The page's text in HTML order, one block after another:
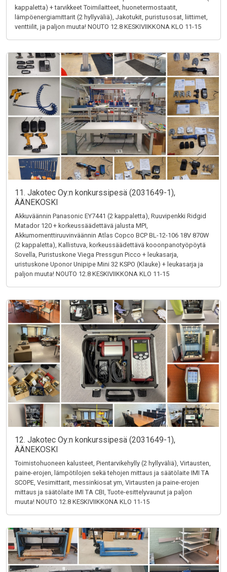
kappaletta) + tarvikkeet Toimilaitteet, huonetermostaatit,
lämpöenergiamittarit (2 hyllyväliä), Jakotukit, puristusosat, liittimet,
venttiilit, ja paljon muuta! NOUTO 12.8 KESKIVIIKKONA KLO 11-15
11. Jakotec Oy:n konkurssipesä (2031649-1),
ÄÄNEKOSKI
Akkuväännin Panasonic EY7441 (2 kappaletta), Ruuvipenkki Ridgid
Matador 120 + korkeussäädettävä jalusta MPI,
Akkumomenttiruuvinväännin Atlas Copco BCP BL-12-106 18V 870W
(2 kappaletta), Kallistuva, korkeussäädettävä kooonpanotyöpöytä
Sovella, Puristuskone Viega Pressgun Picco + leukasarja,
uristuskone Uponor Unipipe Mini 32 KSPO (Klauke) + leukasarja ja
paljon muuta! NOUTO 12.8 KESKIVIIKKONA KLO 11-15
12. Jakotec Oy:n konkurssipesä (2031649-1),
ÄÄNEKOSKI
Toimistohuoneen kalusteet, Pientarvikehylly (2 hyllyväliä), Virtausten,
paine-erojen, lämpötilojen sekä tehojen mittaus ja säätölaite IMI TA
SCOPE, Vesimittarit, messinkiosat ym, Virtausten ja paine-erojen
mittaus ja säätölaite IMI TA CBI, Tuote-esittelyvaunut ja paljon
muuta! NOUTO 12.8 KESKIVIIKKONA KLO 11-15